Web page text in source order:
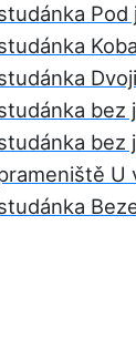
Pod
bez
bez
U